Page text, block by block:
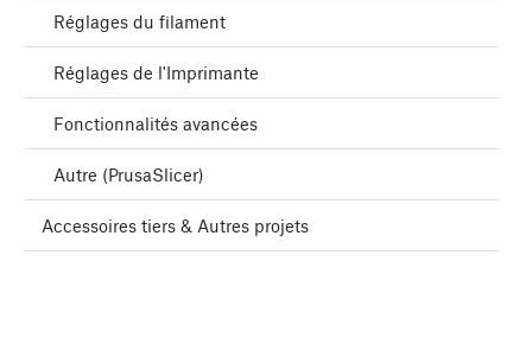
Réglages du filament
Réglages de l'Imprimante
Fonctionnalités avancées
Autre (PrusaSlicer)
Accessoires tiers & Autres projets